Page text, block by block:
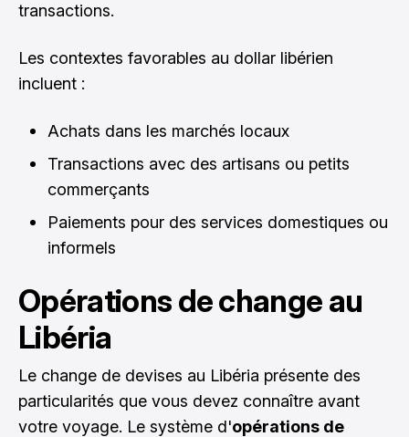
transactions.
Les contextes favorables au dollar libérien
incluent :
Achats dans les marchés locaux
Transactions avec des artisans ou petits
commerçants
Paiements pour des services domestiques ou
informels
Opérations de change au
Libéria
Le change de devises au Libéria présente des
particularités que vous devez connaître avant
votre voyage. Le système d'opérations de